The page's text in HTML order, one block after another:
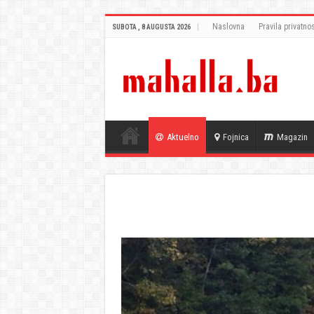
SUBOTA , 8 AUGUSTA 2026 Naslovna Pravila
Aktuelno Fojnica Magazin